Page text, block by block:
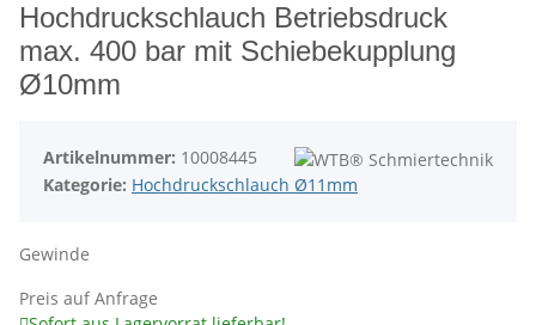
Hochdruckschlauch Betriebsdruck
max. 400 bar mit Schiebekupplung
Ø10mm
Artikelnummer: 10008445
Kategorie: Hochdruckschlauch Ø11mm
Gewinde
Preis auf Anfrage